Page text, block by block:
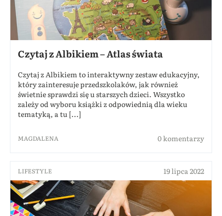
Czytaj z Albikiem – Atlas świata
Czytaj z Albikiem to interaktywny zestaw edukacyjny,
który zainteresuje przedszkolaków, jak również
świetnie sprawdzi się u starszych dzieci. Wszystko
zależy od wyboru książki z odpowiednią dla wieku
tematyką, a tu [...]
MAGDALENA 0 komentarzy
LIFESTYLE 19 lipca 2022